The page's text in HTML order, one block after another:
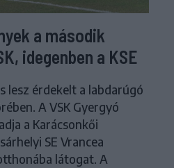
a második
idegenben a KSE
lesz érdekelt a labdarúgó
A VSK Gyergyó
a Karácsonkői
SE Vrancea
látogat. A